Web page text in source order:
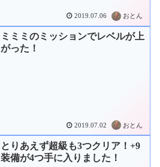
2019.07.06 おとん
ミミミのミッションでレベルが上
がった！
2019.07.02 おとん
とりあえず超級も3つクリア！+9
装備が4つ手に入りました！